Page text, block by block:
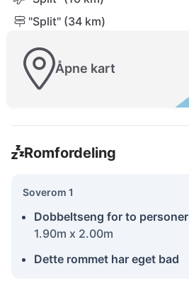
"Split" (34 km)
Åpne kart
Romfordeling
Soverom 1
Dobbeltseng for to personer
1.90m x 2.00m
Dette rommet har eget bad